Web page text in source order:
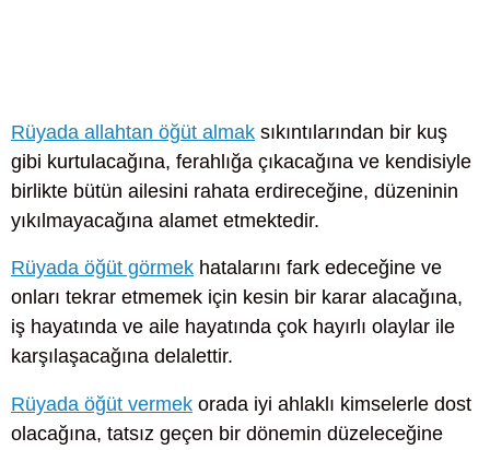
Rüyada allahtan öğüt almak sıkıntılarından bir kuş
gibi kurtulacağına, ferahlığa çıkacağına ve kendisiyle
birlikte bütün ailesini rahata erdireceğine, düzeninin
yıkılmayacağına alamet etmektedir.
Rüyada öğüt görmek hatalarını fark edeceğine ve
onları tekrar etmemek için kesin bir karar alacağına,
iş hayatında ve aile hayatında çok hayırlı olaylar ile
karşılaşacağına delalettir.
Rüyada öğüt vermek orada iyi ahlaklı kimselerle dost
olacağına, tatsız geçen bir dönemin düzeleceğine